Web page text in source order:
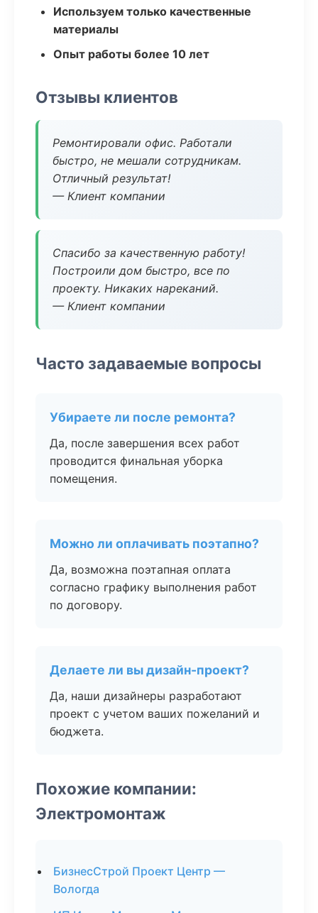
Используем только качественные
материалы
Опыт работы более 10 лет
Отзывы клиентов
Ремонтировали офис. Работали
быстро, не мешали сотрудникам.
Отличный результат!
— Клиент компании
Спасибо за качественную работу!
Построили дом быстро, все по
проекту. Никаких нареканий.
— Клиент компании
Часто задаваемые вопросы
Убираете ли после ремонта?
Да, после завершения всех работ
проводится финальная уборка
помещения.
Можно ли оплачивать поэтапно?
Да, возможна поэтапная оплата
согласно графику выполнения работ
по договору.
Делаете ли вы дизайн-проект?
Да, наши дизайнеры разработают
проект с учетом ваших пожеланий и
бюджета.
Похожие компании:
Электромонтаж
БизнесСтрой Проект Центр —
Вологда